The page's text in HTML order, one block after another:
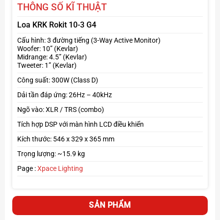
Thiết kế hiện đại – Thùng loa tối ưu âm học
THÔNG SỐ KĨ THUẬT
Loa KRK Rokit 10-3 G4
Cấu hình: 3 đường tiếng (3-Way Active Monitor)
Woofer: 10” (Kevlar)
Midrange: 4.5” (Kevlar)
Tweeter: 1” (Kevlar)
Công suất: 300W (Class D)
Dải tần đáp ứng: 26Hz – 40kHz
Ngõ vào: XLR / TRS (combo)
Tích hợp DSP với màn hình LCD điều khiển
Kích thước: 546 x 329 x 365 mm
Trọng lượng: ~15.9 kg
Page :Xpace Lighting
SẢN PHẨM